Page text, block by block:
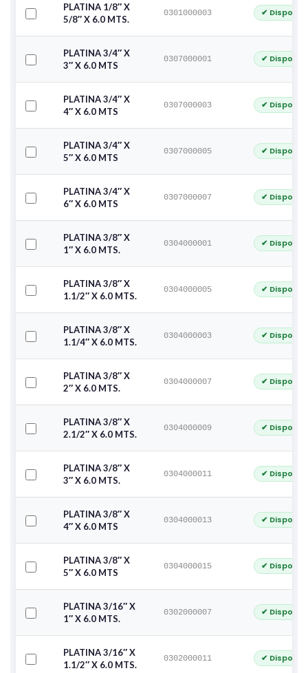
PLATINA 1/8″ X
5/8″ X 6.0 MTS.
0301000003 ✔
PLATINA 3/4″ X
3″ X 6.0 MTS
0307000001 ✔
PLATINA 3/4″ X
4″ X 6.0 MTS
0307000003 ✔
PLATINA 3/4″ X
5″ X 6.0 MTS
0307000005 ✔
PLATINA 3/4″ X
6″ X 6.0 MTS
0307000007 ✔
PLATINA 3/8″ X
1″ X 6.0 MTS.
0304000001 ✔
PLATINA 3/8″ X
1.1/2″ X 6.0 MTS.
0304000005 ✔
PLATINA 3/8″ X
1.1/4″ X 6.0 MTS.
0304000003 ✔
PLATINA 3/8″ X
2″ X 6.0 MTS.
0304000007 ✔
PLATINA 3/8″ X
2.1/2″ X 6.0 MTS.
0304000009 ✔
PLATINA 3/8″ X
3″ X 6.0 MTS.
0304000011 ✔
PLATINA 3/8″ X
4″ X 6.0 MTS
0304000013 ✔
PLATINA 3/8″ X
5″ X 6.0 MTS
0304000015 ✔
PLATINA 3/16″ X
1″ X 6.0 MTS.
0302000007 ✔
PLATINA 3/16″ X
1.1/2″ X 6.0 MTS.
0302000011 ✔